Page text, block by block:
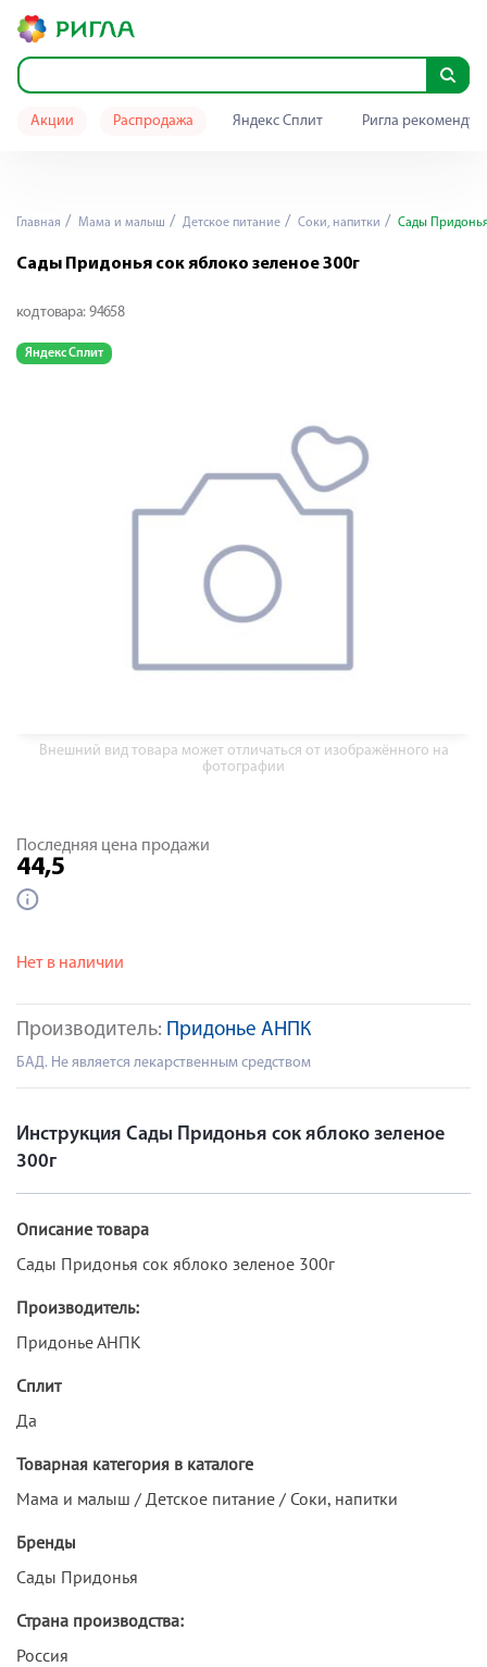
Акции Распродажа Яндекс Сплит Ригла
Главная Мама и малыш Детское питание Соки, напитки Сады
Сады Придонья сок яблоко зеленое 300г
код товара: 94658
Яндекс Сплит
Внешний вид товара может отличаться от изображённого на
фотографии
Производитель: Придонье АНПК
БАД. Не является лекарственным средством
Последняя цена продажи
44,5
Нет в наличии
Инструкция Сады Придонья сок яблоко зеленое
300г
Описание товара
Сады Придонья сок яблоко зеленое 300г
Производитель:
Придонье АНПК
Сплит
Да
Товарная категория в каталоге
Мама и малыш / Детское питание / Соки, напитки
Бренды
Сады Придонья
Страна производства:
Россия